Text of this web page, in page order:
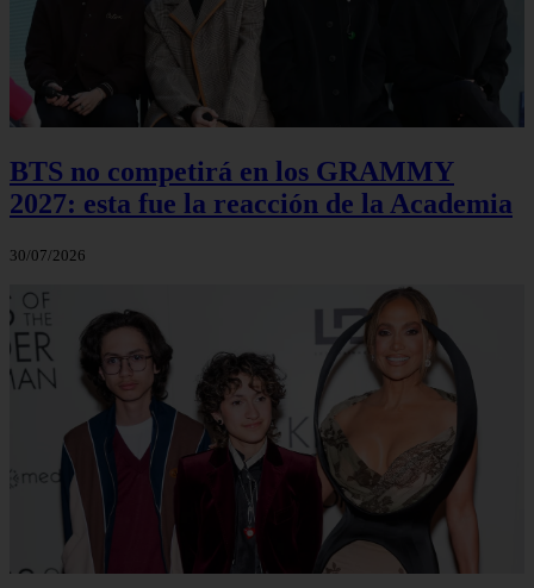
BTS no competirá en los GRAMMY
2027: esta fue la reacción de la Academia
30/07/2026